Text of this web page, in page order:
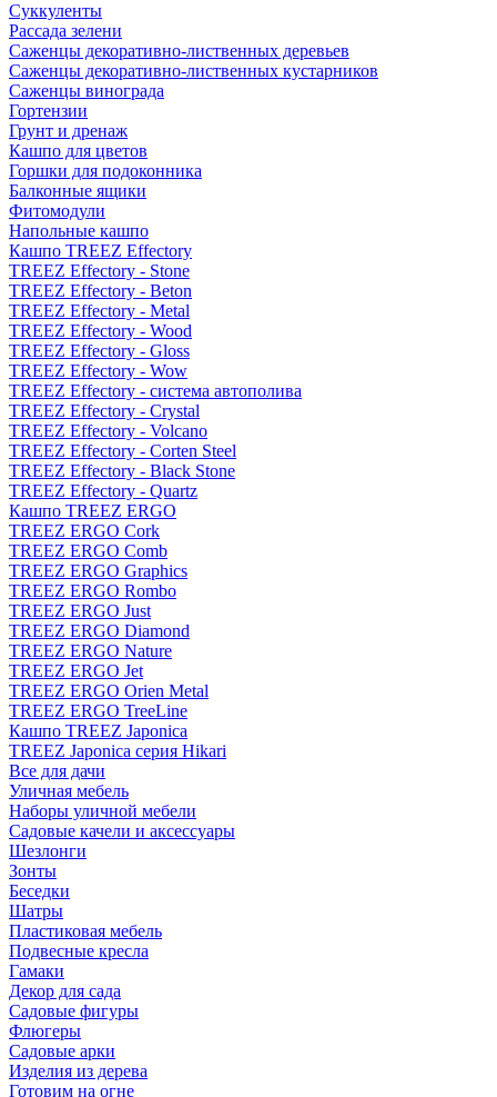
Суккуленты
Рассада зелени
Саженцы декоративно-лиственных деревьев
Саженцы декоративно-лиственных кустарников
Саженцы винограда
Гортензии
Грунт и дренаж
Кашпо для цветов
Горшки для подоконника
Балконные ящики
Фитомодули
Напольные кашпо
Кашпо TREEZ Effectory
TREEZ Effectory - Stone
TREEZ Effectory - Beton
TREEZ Effectory - Metal
TREEZ Effectory - Wood
TREEZ Effectory - Gloss
TREEZ Effectory - Wow
TREEZ Effectory - система автополива
TREEZ Effectory - Crystal
TREEZ Effectory - Volcano
TREEZ Effectory - Corten Steel
TREEZ Effectory - Black Stone
TREEZ Effectory - Quartz
Кашпо TREEZ ERGO
TREEZ ERGO Cork
TREEZ ERGO Comb
TREEZ ERGO Graphics
TREEZ ERGO Rombo
TREEZ ERGO Just
TREEZ ERGO Diamond
TREEZ ERGO Nature
TREEZ ERGO Jet
TREEZ ERGO Orien Metal
TREEZ ERGO TreeLine
Кашпо TREEZ Japonica
TREEZ Japonica серия Hikari
Все для дачи
Уличная мебель
Наборы уличной мебели
Садовые качели и аксессуары
Шезлонги
Зонты
Беседки
Шатры
Пластиковая мебель
Подвесные кресла
Гамаки
Декор для сада
Садовые фигуры
Флюгеры
Садовые арки
Изделия из дерева
Готовим на огне